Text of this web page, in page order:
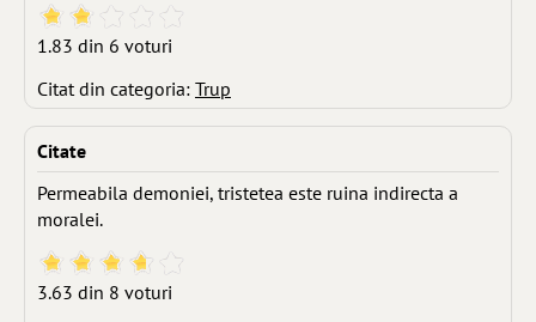
1.83 din 6 voturi
Citat din categoria: Trup
Citate
Permeabila demoniei, tristetea este ruina indirecta a
moralei.
3.63 din 8 voturi